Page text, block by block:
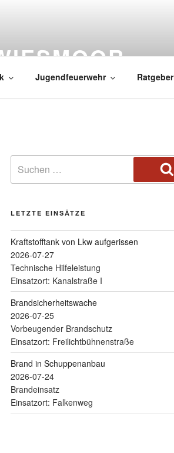
Jugendfeuerwehr Ratgeber
LETZTE EINSÄTZE
Kraftstofftank von Lkw aufgerissen
2026-07-27
Technische Hilfeleistung
Einsatzort: Kanalstraße I
Brandsicherheitswache
2026-07-25
Vorbeugender Brandschutz
Einsatzort: Freilichtbühnenstraße
Brand in Schuppenanbau
2026-07-24
Brandeinsatz
Einsatzort: Falkenweg